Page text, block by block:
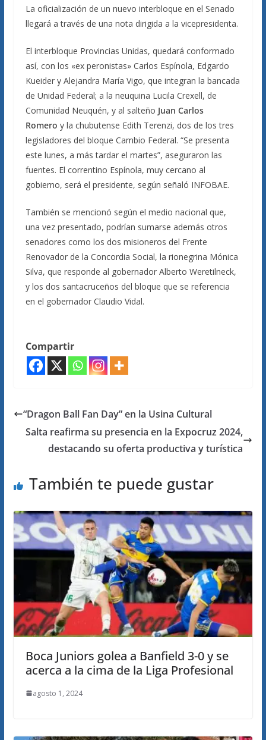
La oficialización de un nuevo interbloque en el Senado
llegará a través de una nota dirigida a la vicepresidenta.
El interbloque Provincias Unidas, quedará conformado
así, con los «ex peronistas» Carlos Espínola, Edgardo
Kueider y Alejandra María Vigo, que integran la bancada
de Unidad Federal; a la neuquina Lucila Crexell, de
Comunidad Neuquén, y al salteño Juan Carlos
Romero y la chubutense Edith Terenzi, dos de los tres
legisladores del bloque Cambio Federal. “Se presenta
este lunes, a más tardar el martes”, aseguraron las
fuentes. El correntino Espínola, muy cercano al
gobierno, será el presidente, según señaló INFOBAE.
También se mencionó según el medio nacional que,
una vez presentado, podrían sumarse además otros
senadores como los dos misioneros del Frente
Renovador de la Concordia Social, la rionegrina Mónica
Silva, que responde al gobernador Alberto Weretilneck,
y los dos santacruceños del bloque que se referencia
en el gobernador Claudio Vidal.
Compartir
“Dragon Ball Fan Day” en la Usina Cultural
Salta reafirma su presencia en la Expocruz 2024,
destacando su oferta productiva y turística
También te puede gustar
Boca Juniors golea a Banfield 3-0 y se
acerca a la cima de la Liga Profesional
agosto 1, 2024